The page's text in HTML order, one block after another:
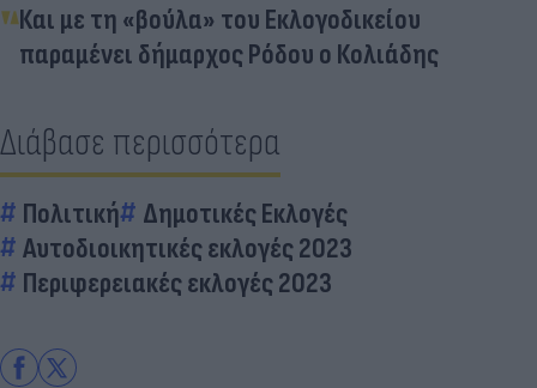
Και με τη «βούλα» του Εκλογοδικείου
παραμένει δήμαρχος Ρόδου ο Κολιάδης
Διάβασε περισσότερα
Πολιτική
Δημοτικές Εκλογές
Αυτοδιοικητικές εκλογές 2023
Περιφερειακές εκλογές 2023